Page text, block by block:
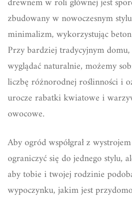
zbudowany w nowoczesnym
minimalizm, wykorzystując
Przy bardziej tradycyjnym
wyglądać naturalnie, możemy
liczbę różnorodnej roślinności i
urocze rabatki kwiatowe i
owocowe.
Aby ogród współgrał z
ograniczyć się do jednego stylu,
aby tobie i twojej rodzinie
wypoczynku, jakim jest